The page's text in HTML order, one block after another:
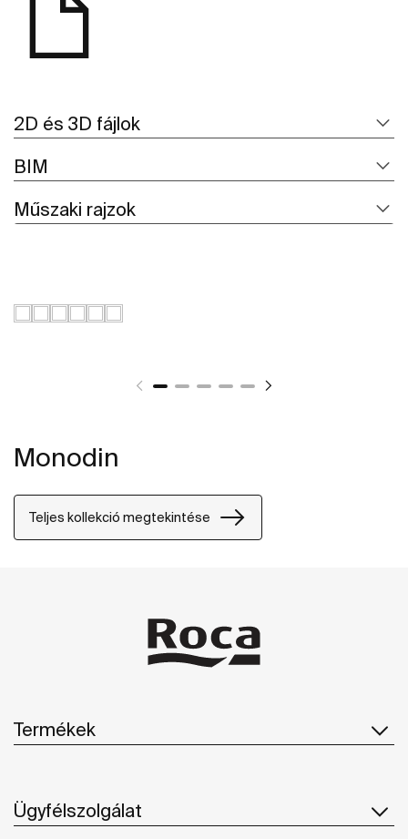
2D és 3D fájlok
BIM
Műszaki rajzok
Monodin
Teljes kollekció megtekintése
Termékek
Ügyfélszolgálat